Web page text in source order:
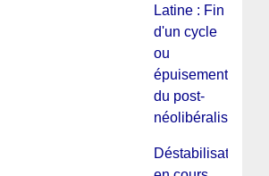
Latine : Fin
d'un cycle
ou
épuisement
du post-
néolibéralisme
Déstabilisation